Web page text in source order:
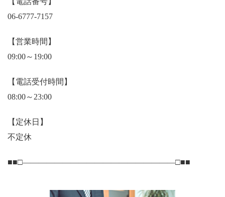
06-6777-7157
【営業時間】
09:00～19:00
【電話受付時間】
08:00～23:00
【定休日】
不定休
■■□―――――――――――――――――――□■■